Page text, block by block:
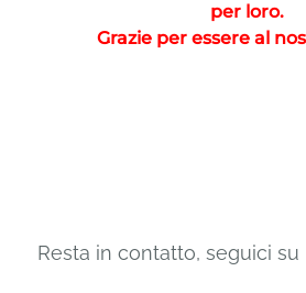
per loro.
Grazie per essere al
Resta in contatto, seguici su